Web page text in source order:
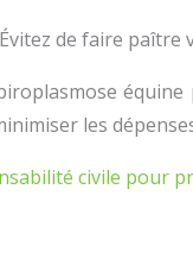
Évitez de faire paître
les
civile pour